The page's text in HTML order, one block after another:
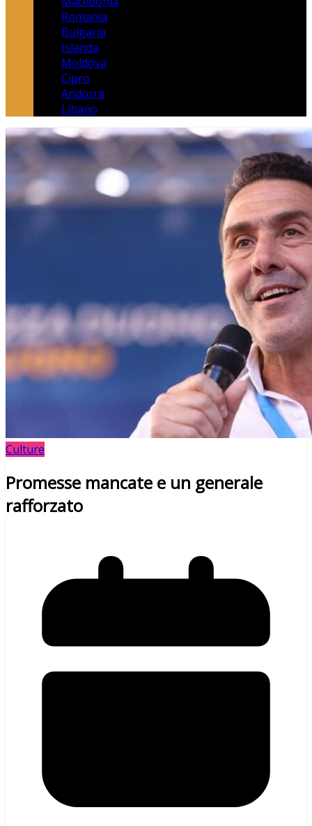
Romania
Bulgaria
Islanda
Moldova
Cipro
Andorra
Libano
Culture
Promesse mancate e un generale
rafforzato